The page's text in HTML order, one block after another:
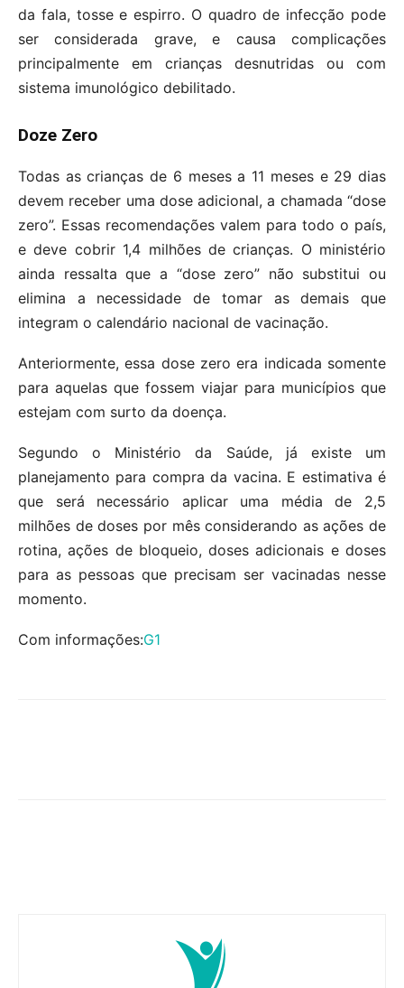
da fala, tosse e espirro. O quadro de infecção pode
ser considerada grave, e causa complicações
principalmente em crianças desnutridas ou com
sistema imunológico debilitado.
Doze Zero
Todas as crianças de 6 meses a 11 meses e 29 dias
devem receber uma dose adicional, a chamada “dose
zero”. Essas recomendações valem para todo o país,
e deve cobrir 1,4 milhões de crianças. O ministério
ainda ressalta que a “dose zero” não substitui ou
elimina a necessidade de tomar as demais que
integram o calendário nacional de vacinação.
Anteriormente, essa dose zero era indicada somente
para aquelas que fossem viajar para municípios que
estejam com surto da doença.
Segundo o Ministério da Saúde, já existe um
planejamento para compra da vacina. E estimativa é
que será necessário aplicar uma média de 2,5
milhões de doses por mês considerando as ações de
rotina, ações de bloqueio, doses adicionais e doses
para as pessoas que precisam ser vacinadas nesse
momento.
Com informações:G1